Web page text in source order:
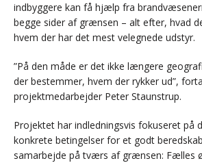
indbyggere kan få hjælp fra
begge sider af grænsen – alt efter, hvad
hvem der har det mest velegnede udstyr.
”På den måde er det ikke længere
der bestemmer, hvem der rykker ud”,
projektmedarbejder Peter Staunstrup.
Projektet har indledningsvis fokuseret på
konkrete betingelser for et godt
samarbejde på tværs af grænsen: Fælles